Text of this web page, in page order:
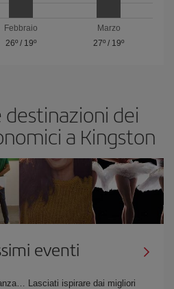
Febbraio
26º/ 19º
Marzo
27º / 19º
dei
a Kingston
eventi
Lasciati ispirare dai migliori